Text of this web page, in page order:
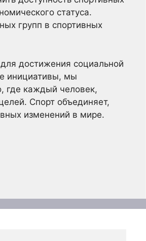
статуса.
групп в спортивных
достижения социальной
инициативы, мы
где каждый человек,
Спорт объединяет,
изменений в мире.